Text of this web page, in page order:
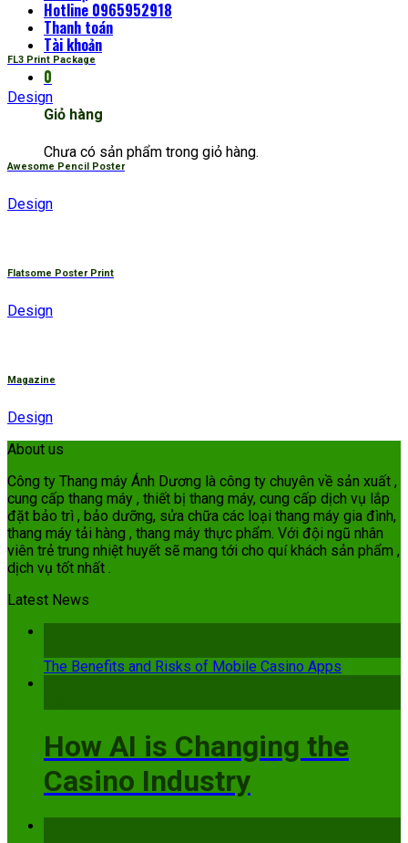
Hotline 0965952918
Thanh toán
Tài khoản
0
Giỏ hàng
Chưa có sản phẩm trong giỏ hàng.
FL3 Print Package
Design
Awesome Pencil Poster
Design
Flatsome Poster Print
Design
Magazine
Design
About us
Công ty Thang máy Ánh Dương là công ty chuyên về sản xuất ,
cung cấp thang máy , thiết bị thang máy, cung cấp dịch vụ lắp
đặt bảo trì , bảo dưỡng, sửa chữa các loại thang máy gia đình,
thang máy tải hàng , thang máy thực phẩm. Với đội ngũ nhân
viên trẻ trung nhiệt huyết sẽ mang tới cho quí khách sản phẩm ,
dịch vụ tốt nhất .
Latest News
The Benefits and Risks of Mobile Casino Apps
How AI is Changing the
Casino Industry